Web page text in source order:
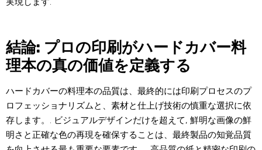
結論: プロの印刷がハードカバー料
理本の真の価値を定義する
ハードカバーの料理本の品質は、最終的には印刷プロセスのプ
ロフェッショナリズムと、素材と仕上げ技術の慎重な選択に依
存します。. ビジュアルデザインだけを超えて, 鮮明な画像の鮮
明さと正確な色の再現を確保することは、最終製品の知覚品質